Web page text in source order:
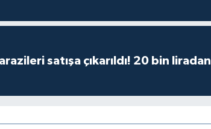
satışa çıkarıldı! 20 bin liradan